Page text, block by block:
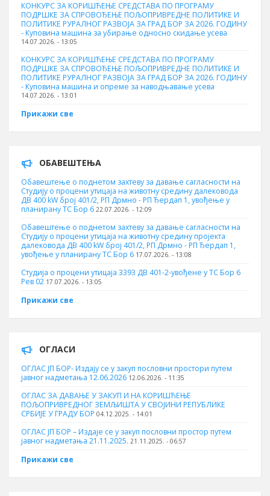
КОНКУРС ЗА КОРИШЋЕЊЕ СРЕДСТАВА ПО ПРОГРАМУ
ПОДРШКЕ ЗА СПРОВОЂЕЊЕ ПОЉОПРИВРЕДНЕ ПОЛИТИКЕ И
ПОЛИТИКЕ РУРАЛНОГ РАЗВОЈА ЗА ГРАД БОР ЗА 2026. ГОДИНУ
- Куповинa машина за убирање односно скидање усева
14.07.2026. - 13:05
КОНКУРС ЗА КОРИШЋЕЊЕ СРЕДСТАВА ПО ПРОГРАМУ
ПОДРШКЕ ЗА СПРОВОЂЕЊЕ ПОЉОПРИВРЕДНЕ ПОЛИТИКЕ И
ПОЛИТИКЕ РУРАЛНОГ РАЗВОЈА ЗА ГРАД БОР ЗА 2026. ГОДИНУ
- Куповина машина и опреме за наводњавање усева
14.07.2026. - 13:01
Прикажи све
ОБАВЕШТЕЊА
Обавештење о поднетом захтеву за давање сагласности на
Студију о процени утицаја на животну средину далековода
ДВ 400 kW број 401/2, РП Дрмно - РП Ђердап 1, увођење у
планирану ТС Бор 6 22.07.2026. - 12:09
Обавештење о поднетом захтеву за давање сагласности на
Студију о процени утицаја на животну средину пројекта
далековода ДВ 400 kW број 401/2, РП Дрмно - РП Ђердап 1,
увођење у планирану ТС Бор 6 17.07.2026. - 13:08
Студија о процени утицаја 3393 ДВ 401-2-увођене у ТС Бор 6
Рев 02 17.07.2026. - 13:05
Прикажи све
ОГЛАСИ
ОГЛАС ЈП БОР- Издају се у закуп пословни простори путем
јавног надметања 12.06.2026 12.06.2026. - 11:35
ОГЛАС ЗА ДАВАЊЕ У ЗАКУП И НА КОРИШЋЕЊЕ
ПОЉОПРИВРЕДНОГ ЗЕМЉИШТА У СВОЈИНИ РЕПУБЛИКЕ
СРБИЈЕ У ГРАДУ БОР 04.12.2025. - 14:01
ОГЛАС ЈП БОР – Издаје се у закуп пословни простор путем
јавног надметања 21.11.2025. 21.11.2025. - 06:57
Прикажи све